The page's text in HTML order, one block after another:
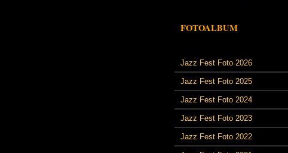
FOTOALBUM
Jazz Fest Foto 2026
Jazz Fest Foto 2025
Jazz Fest Foto 2024
Jazz Fest Foto 2023
Jazz Fest Foto 2022